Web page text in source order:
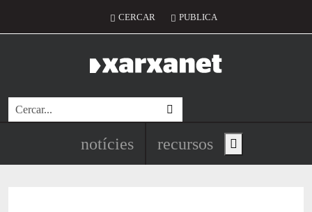
Menú del compte d'usuari
CERCAR PUBLICA
Cerca
Navegació principal de
notícies recursos Show main menu